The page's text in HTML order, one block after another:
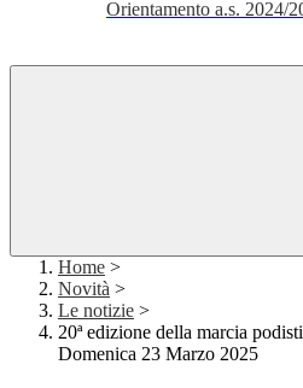
Orientamento a.s. 2024/
Home >
Novità >
Le notizie >
20ª edizione della marcia
Domenica 23 Marzo 2025